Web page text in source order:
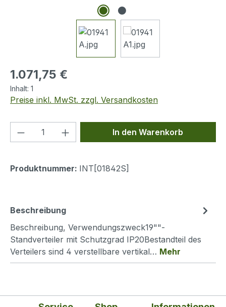
Regulärer Preis:
1.071,75 €
Inhalt: 1
Preise inkl. MwSt. zzgl. Versandkosten
Produkt Anzahl: Gib denIn den Warenkorb
Produktnummer: INT[01842S]
Beschreibung
Beschreibung, Verwendungszweck19""-
Standverteiler mit Schutzgrad IP20Bestandteil des
Verteilers sind 4 verstellbare vertikal… Mehr